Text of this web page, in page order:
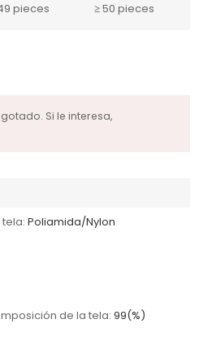
pieces ≥ 50 pieces
Si le interesa,
Poliamida/Nylon
de la tela: 99(%)